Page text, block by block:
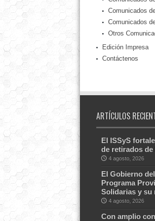
Comunicados
Comunicados
Otros
Edición Impresa
Contáctenos
ARTÍCULOS
El ISSyS
de retirados de
4 agosto, 2026
El Gobierno
Programa
Solidarias y su
4 agosto, 2026
Con amplio